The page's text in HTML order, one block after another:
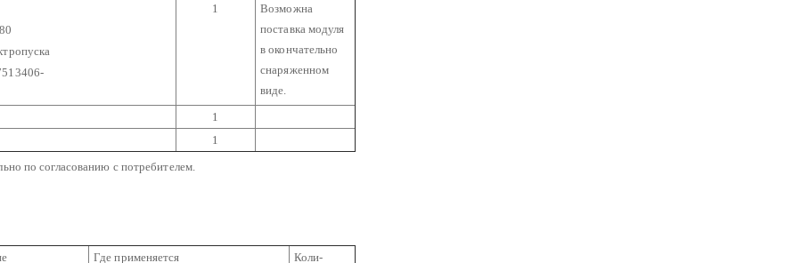
1
Возможна
поставка модуля
в окончательно
снаряженном
виде.
1
1
по согласованию с потребителем.
Где применяется
Коли-